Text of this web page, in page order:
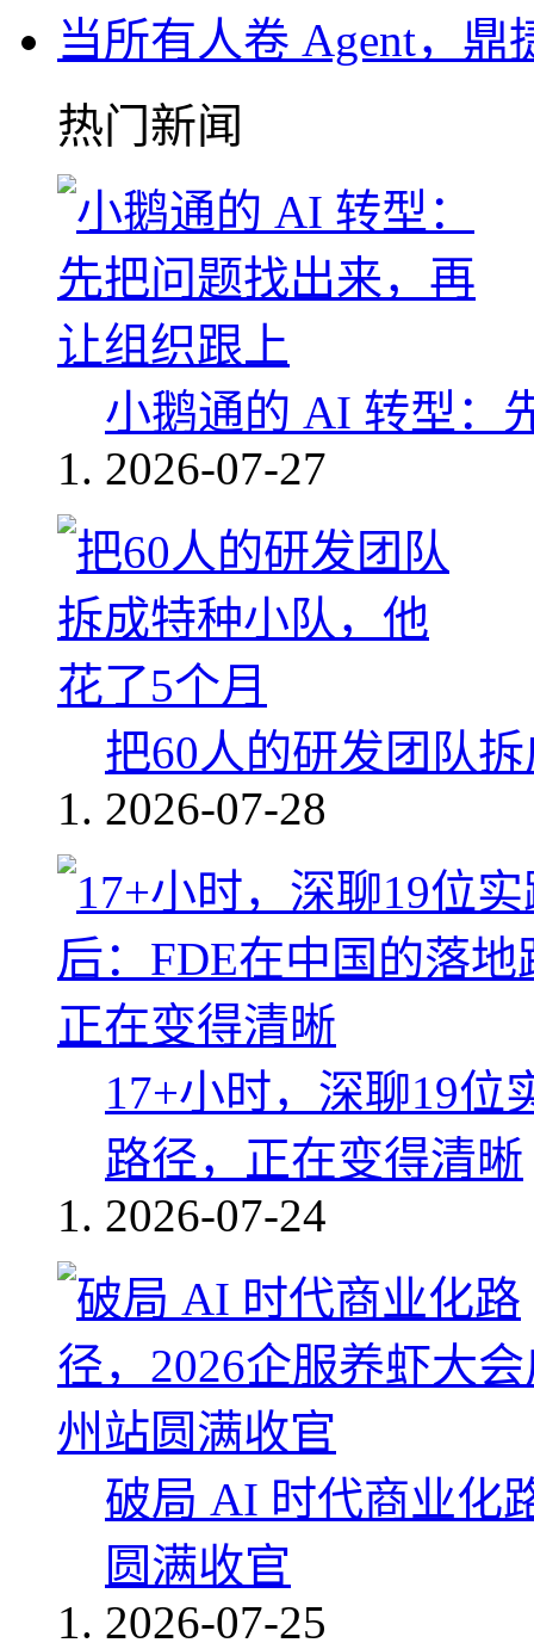
当所有人卷 Agent，
热门新闻
小鹅通的 AI 转型：
2026-07-27
把60人的研发团队
2026-07-28
17+小时，深聊19位
路径，正在变得清晰
2026-07-24
破局 AI 时代商业化
圆满收官
2026-07-25